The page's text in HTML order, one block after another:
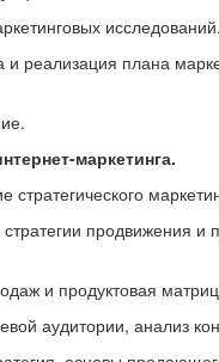
исследований.
и реализация плана
маркетинга.
стратегического
продвижения и
и продуктовая
аудитории, анализ